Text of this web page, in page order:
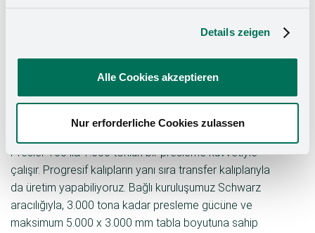
Details zeigen
Alle Cookies akzeptieren
Nur erforderliche Cookies zulassen
Her uygulama için güçlü presler
Presler 100 ila 1.000 tonluk bir presleme kuvvetiyle
çalışır. Progresif kalıpların yanı sıra transfer kalıplarıyla
da üretim yapabiliyoruz. Bağlı kuruluşumuz Schwarz
aracılığıyla, 3.000 tona kadar presleme gücüne ve
maksimum 5.000 x 3.000 mm tabla boyutuna sahip